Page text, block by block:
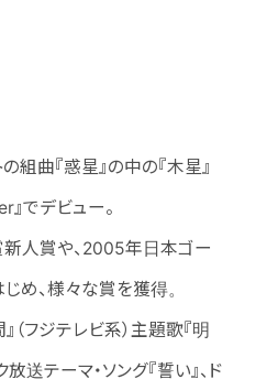
曲『惑星』の中の『木星』
でデビュー。
人賞や、2005年日本ゴー
め、様々な賞を獲得。
（フジテレビ系）主題歌『明
送テーマ・ソング『誓い』、ド